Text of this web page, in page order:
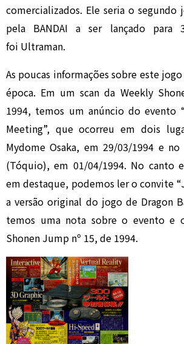
comercializados. Ele seria o segundo
pela BANDAI a ser lançado para
foi Ultraman.
As poucas informações sobre este
época. Em um scan da Weekly
1994, temos um anúncio do evento
Meeting”, que ocorreu em dois
Mydome Osaka, em 29/03/1994 e
(Tóquio), em 01/04/1994. No canto
em destaque, podemos ler o convite
a versão original do jogo de Dragon
temos uma nota sobre o evento e
Shonen Jump nº 15, de 1994.